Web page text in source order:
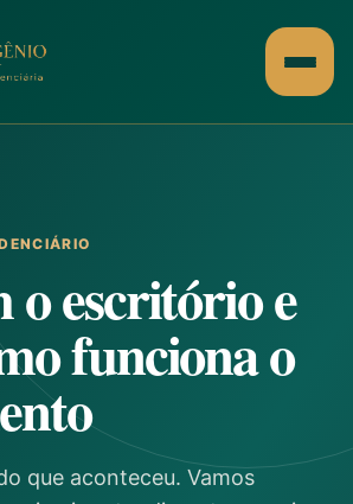
o escritório e
funciona o
que aconteceu. Vamos